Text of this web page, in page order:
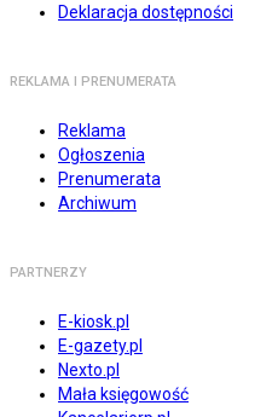
Deklaracja dostępności
REKLAMA I PRENUMERATA
Reklama
Ogłoszenia
Prenumerata
Archiwum
PARTNERZY
E-kiosk.pl
E-gazety.pl
Nexto.pl
Mała księgowość